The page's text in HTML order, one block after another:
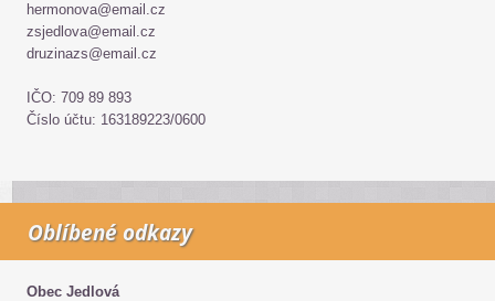
hermonova@email.cz
zsjedlova@email.cz
druzinazs@email.cz
IČO: 709 89 893
Číslo účtu: 163189223/0600
Oblíbené odkazy
Obec Jedlová